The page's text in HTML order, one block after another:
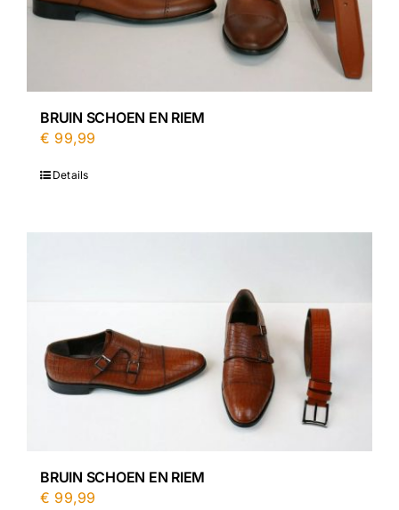
BRUIN SCHOEN EN RIEM
€ 99,99
Details
BRUIN SCHOEN EN RIEM
€ 99,99